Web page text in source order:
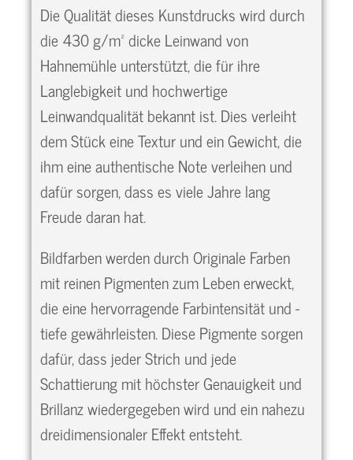
Die Qualität dieses Kunstdrucks wird durch
die 430 g/m² dicke Leinwand von
Hahnemühle unterstützt, die für ihre
Langlebigkeit und hochwertige
Leinwandqualität bekannt ist. Dies verleiht
dem Stück eine Textur und ein Gewicht, die
ihm eine authentische Note verleihen und
dafür sorgen, dass es viele Jahre lang
Freude daran hat.
Bildfarben werden durch Originale Farben
mit reinen Pigmenten zum Leben erweckt,
die eine hervorragende Farbintensität und -
tiefe gewährleisten. Diese Pigmente sorgen
dafür, dass jeder Strich und jede
Schattierung mit höchster Genauigkeit und
Brillanz wiedergegeben wird und ein nahezu
dreidimensionaler Effekt entsteht.